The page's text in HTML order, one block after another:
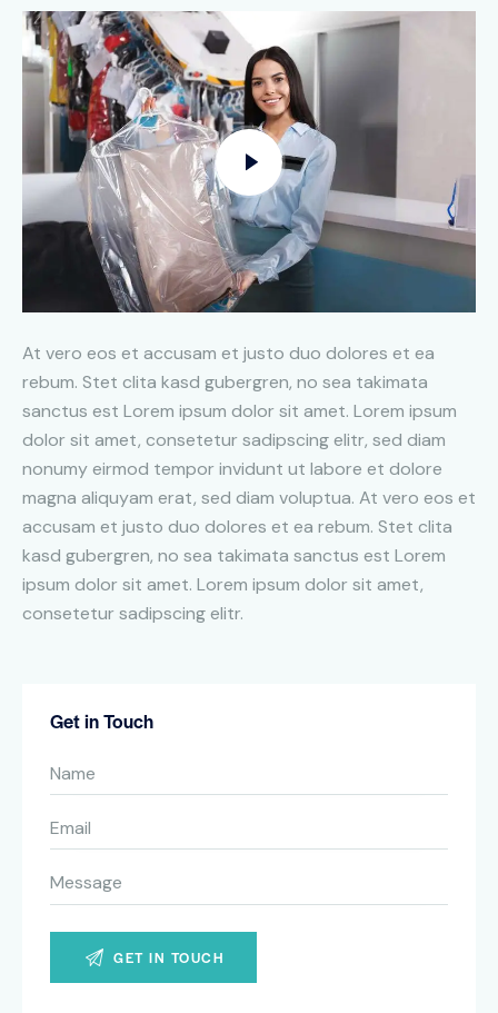
At vero eos et accusam et justo duo dolores et ea
rebum. Stet clita kasd gubergren, no sea takimata
sanctus est Lorem ipsum dolor sit amet. Lorem ipsum
dolor sit amet, consetetur sadipscing elitr, sed diam
nonumy eirmod tempor invidunt ut labore et dolore
magna aliquyam erat, sed diam voluptua. At vero eos et
accusam et justo duo dolores et ea rebum. Stet clita
kasd gubergren, no sea takimata sanctus est Lorem
ipsum dolor sit amet. Lorem ipsum dolor sit amet,
consetetur sadipscing elitr.
Get in Touch